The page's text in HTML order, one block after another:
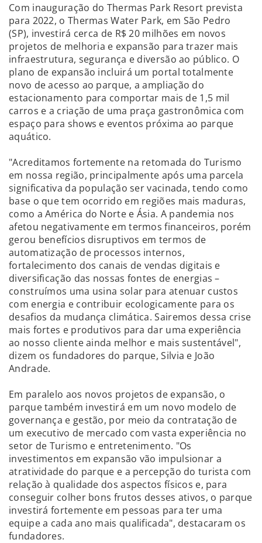
Com inauguração do Thermas Park Resort prevista
para 2022, o Thermas Water Park, em São Pedro
(SP), investirá cerca de R$ 20 milhões em novos
projetos de melhoria e expansão para trazer mais
infraestrutura, segurança e diversão ao público. O
plano de expansão incluirá um portal totalmente
novo de acesso ao parque, a ampliação do
estacionamento para comportar mais de 1,5 mil
carros e a criação de uma praça gastronômica com
espaço para shows e eventos próxima ao parque
aquático.
"Acreditamos fortemente na retomada do Turismo
em nossa região, principalmente após uma parcela
significativa da população ser vacinada, tendo como
base o que tem ocorrido em regiões mais maduras,
como a América do Norte e Ásia. A pandemia nos
afetou negativamente em termos financeiros, porém
gerou benefícios disruptivos em termos de
automatização de processos internos,
fortalecimento dos canais de vendas digitais e
diversificação das nossas fontes de energias –
construímos uma usina solar para atenuar custos
com energia e contribuir ecologicamente para os
desafios da mudança climática. Sairemos dessa crise
mais fortes e produtivos para dar uma experiência
ao nosso cliente ainda melhor e mais sustentável",
dizem os fundadores do parque, Silvia e João
Andrade.
Em paralelo aos novos projetos de expansão, o
parque também investirá em um novo modelo de
governança e gestão, por meio da contratação de
um executivo de mercado com vasta experiência no
setor de Turismo e entretenimento. "Os
investimentos em expansão vão impulsionar a
atratividade do parque e a percepção do turista com
relação à qualidade dos aspectos físicos e, para
conseguir colher bons frutos desses ativos, o parque
investirá fortemente em pessoas para ter uma
equipe a cada ano mais qualificada", destacaram os
fundadores.